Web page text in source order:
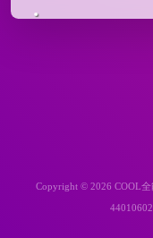
Copyright © 2026 COOL